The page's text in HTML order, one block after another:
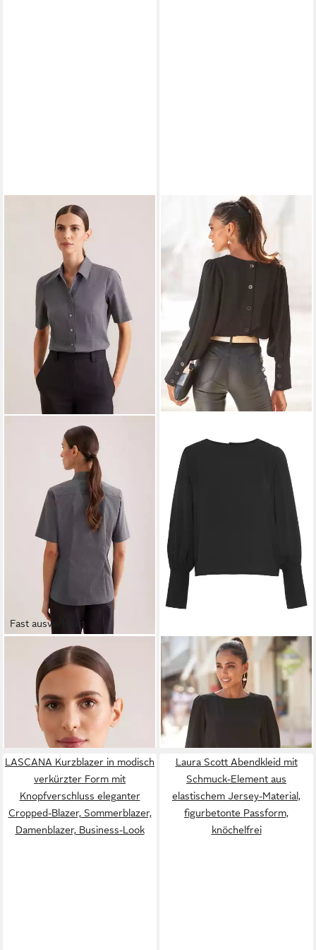
Fast ausverkauft
SEIDENSTICKERHemdbluse
1/2 Kragen Uni
ab 39,99 €
59,99 €
LASCANA Langarmbluse mit
Knopfleiste hinten, elegante
Damenbluse, Business-Look
49,99 €
LASCANA Kurzblazer in modisch
verkürzter Form mit
Knopfverschluss eleganter
Cropped-Blazer, Sommerblazer,
Damenblazer, Business-Look
Laura Scott Abendkleid mit
Schmuck-Element aus
elastischem Jersey-Material,
figurbetonte Passform,
knöchelfrei